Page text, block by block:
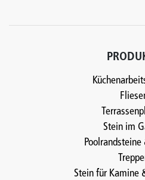
Stein im
Poolrandsteine
Stein für Kamine